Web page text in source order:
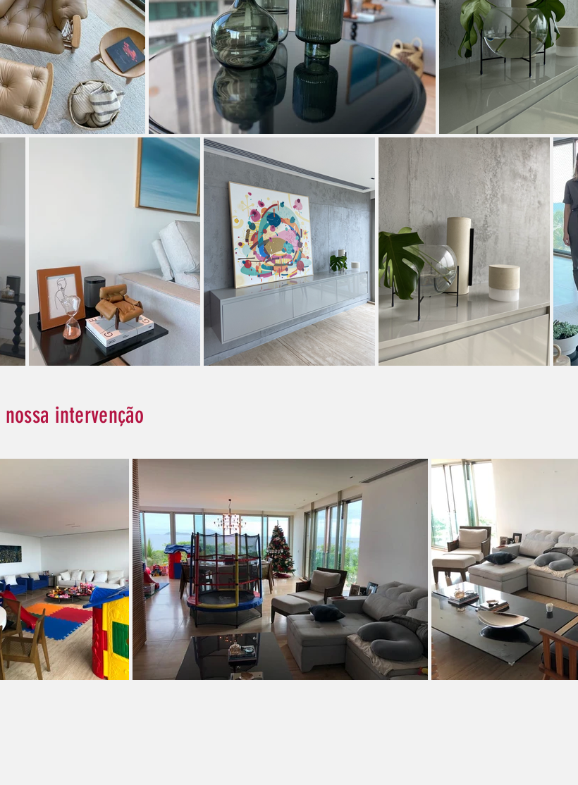
intervenção